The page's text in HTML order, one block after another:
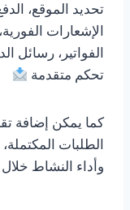
تحديد الموقع،
الإشعارات
الفواتير، رسائل
تحكم متقدمة
كما يمكن إضافة
الطلبات
وأداء النشاط